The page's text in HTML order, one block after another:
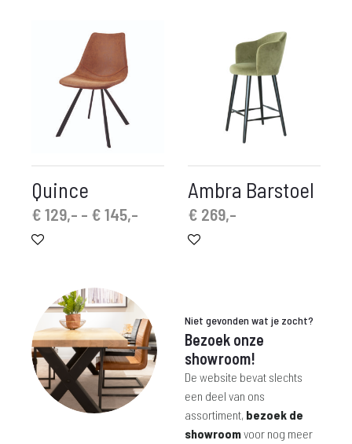
Quince
€129,- - €145,- Prijsklasse:
Ambra Barstoel
€ 269,-
Niet gevonden wat je zocht?
Bezoek onze
showroom!
De website bevat slechts
een deel van ons
assortiment, bezoek de
showroomvoor nog meer